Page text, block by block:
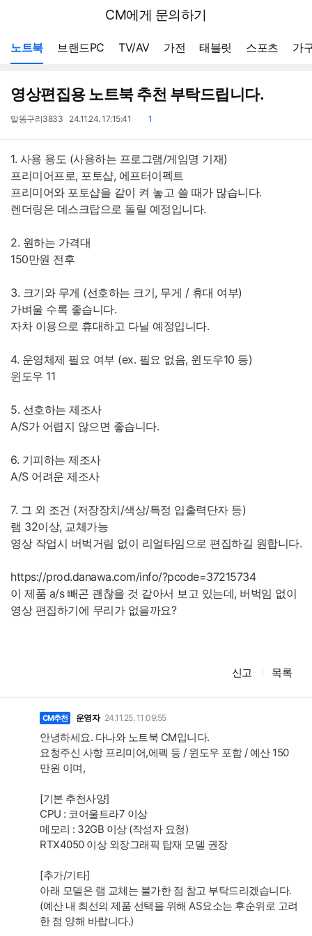
다나와
CM에게 문의하기
노트북 브랜드PC TV/AV 가전 태블릿 스포츠 가
영상편집용 노트북 추천 부탁드립니다.
작
말똥구리3833
작
24.11.24. 17:15:41
댓1
1. 사용 용도 (사용하는 프로그램/게임명 기재)
프리미어프로, 포토샵, 에프터이펙트
프리미어와 포토샵을 같이 켜 놓고 쓸 때가 많습니다.
렌더링은 데스크탑으로 돌릴 예정입니다.
2. 원하는 가격대
150만원 전후
3. 크기와 무게 (선호하는 크기, 무게 / 휴대 여부)
가벼울 수록 좋습니다.
자차 이용으로 휴대하고 다닐 예정입니다.
4. 운영체제 필요 여부 (ex. 필요 없음, 윈도우10 등)
윈도우 11
5. 선호하는 제조사
A/S가 어렵지 않으면 좋습니다.
6. 기피하는 제조사
A/S 어려운 제조사
7. 그 외 조건 (저장장치/색상/특정 입출력단자 등)
램 32이상, 교체가능
영상 작업시 버벅거림 없이 리얼타임으로 편집하길 원합니다.
https://prod.danawa.com/info/?pcode=37215734
이 제품 a/s 빼곤 괜찮을 것 같아서 보고 있는데, 버벅임 없이
영상 편집하기에 무리가 없을까요?
신고 목록
CM추천 운영자 24.11.25. 11:09:55
안녕하세요. 다나와 노트북 CM입니다.
요청주신 사항 프리미어,에펙 등 / 윈도우 포함 / 예산 150
만원 이며,
[기본 추천사양]
CPU : 코어울트라7 이상
메모리 : 32GB 이상 (작성자 요청)
RTX4050 이상 외장그래픽 탑재 모델 권장
[추가/기타]
아래 모델은 램 교체는 불가한 점 참고 부탁드리겠습니다.
(예산 내 최선의 제품 선택을 위해 AS요소는 후순위로 고려
한 점 양해 바랍니다.)